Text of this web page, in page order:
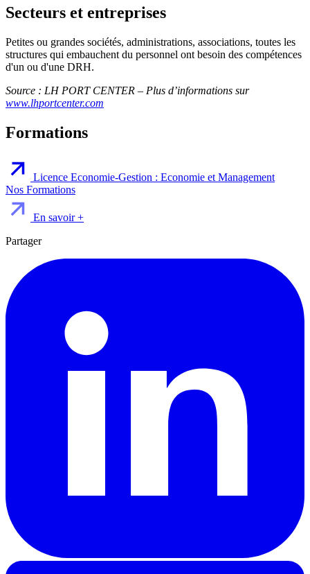
Secteurs et entreprises
Petites ou grandes sociétés, administrations, associations, toutes les
structures qui embauchent du personnel ont besoin des compétences
d'un ou d'une DRH.
Source : LH PORT CENTER – Plus d’informations sur
www.lhportcenter.com
Formations
Licence Economie-Gestion : Economie et Management
Nos Formations
En savoir +
Partager